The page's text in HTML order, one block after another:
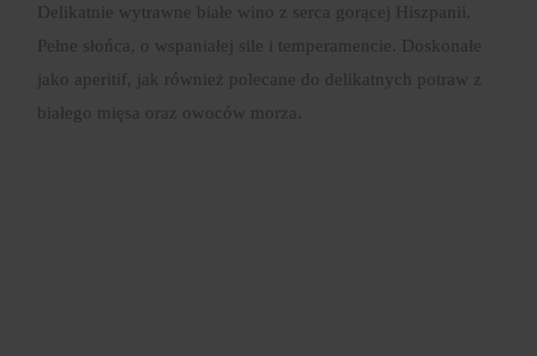
Delikatnie wytrawne białe wino z serca gorącej Hiszpanii.
Pełne słońca, o wspaniałej sile i temperamencie. Doskonałe
jako aperitif, jak również polecane do delikatnych potraw z
białego mięsa oraz owoców morza.